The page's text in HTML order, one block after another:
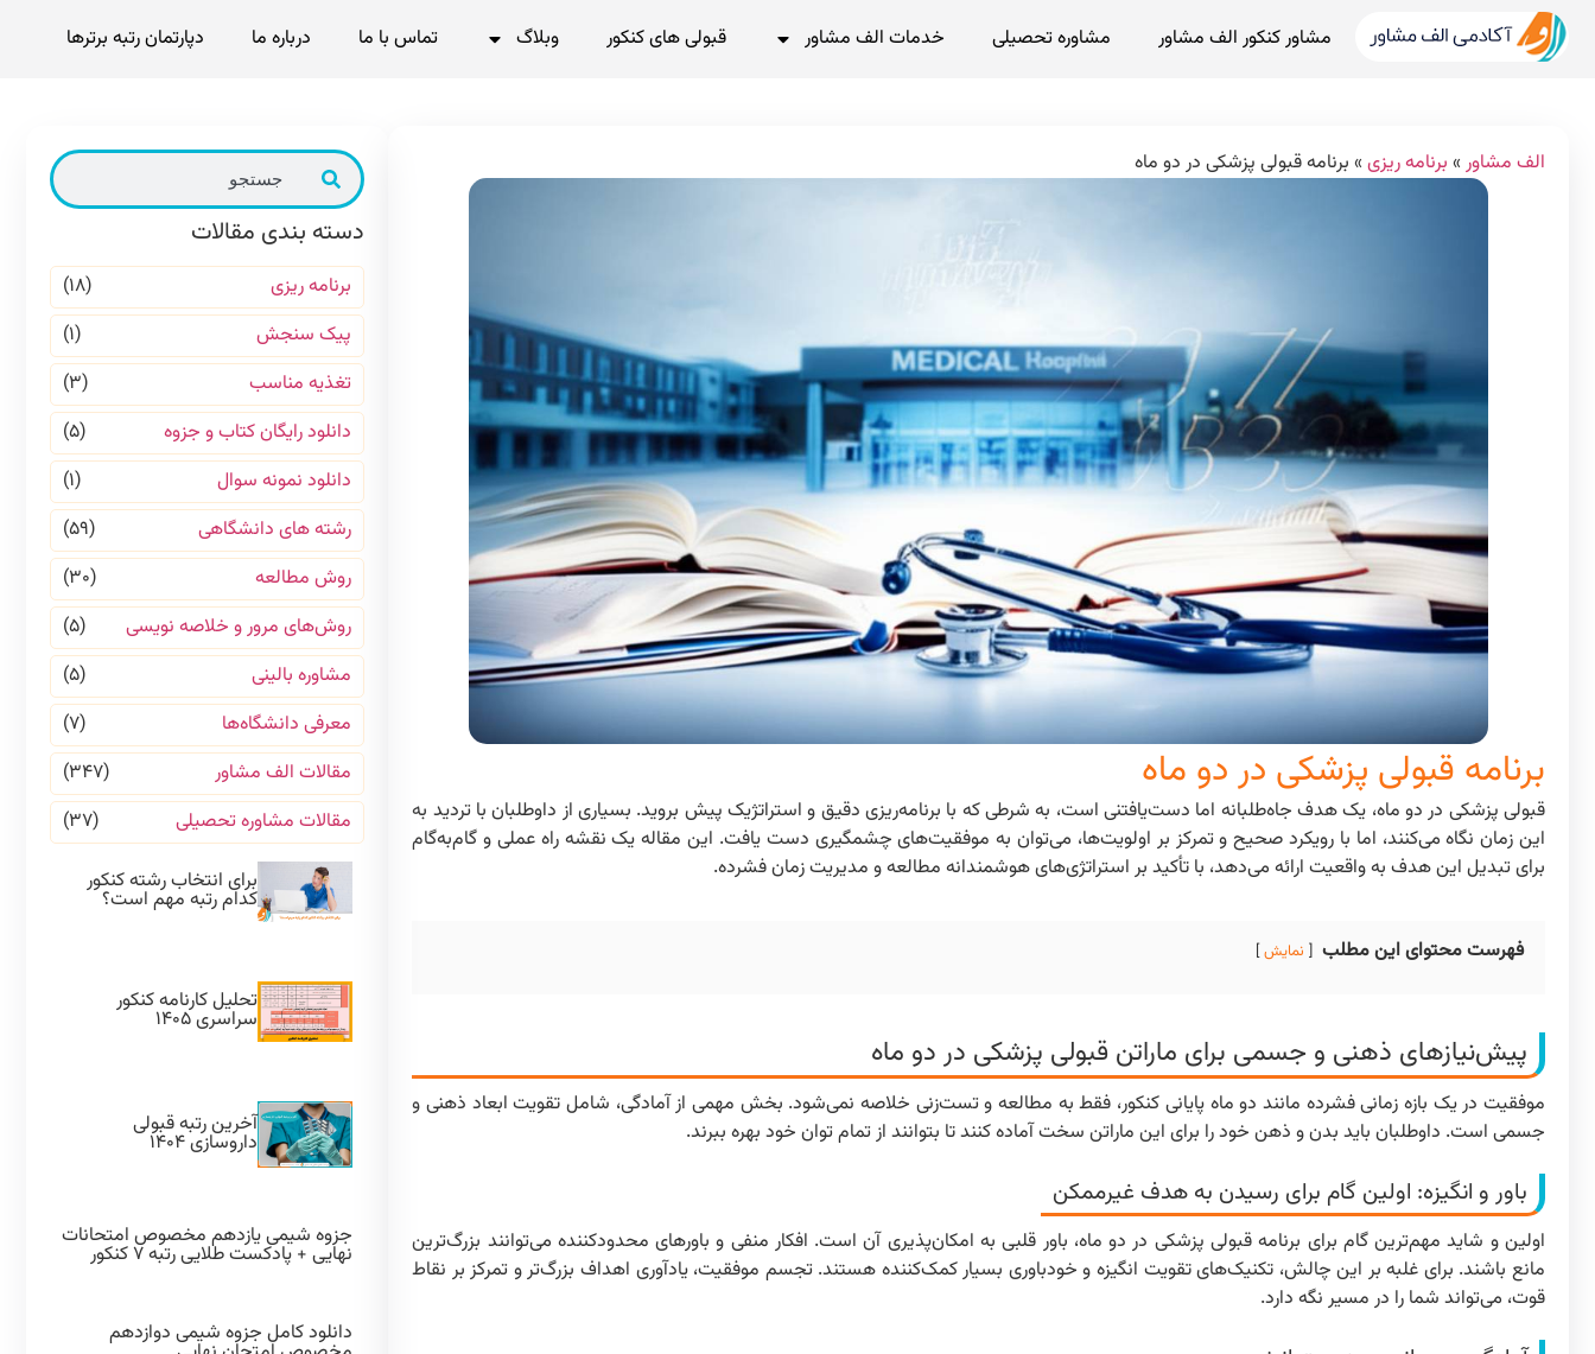
مشاور کنکور الف مشاور مشاوره تحصیلی خدمات الف مشاور قبولی های کنکور وبلاگ تماس با ما درباره ما دپارتمان رتبه برترها
الف مشاور » برنامه ریزی » برنامه قبولی پزشکی در دو ماه
برنامه قبولی پزشکی در دو ماه
قبولی پزشکی در دو ماه، یک هدف جاه‌طلبانه اما دست‌یافتنی است، به شرطی که با برنامه‌ریزی دقیق و استراتژیک پیش بروید. بسیاری از داوطلبان با تردید به
این زمان نگاه می‌کنند، اما با رویکرد صحیح و تمرکز بر اولویت‌ها، می‌توان به موفقیت‌های چشمگیری دست یافت. این مقاله یک نقشه راه عملی و گام‌به‌گام
برای تبدیل این هدف به واقعیت ارائه می‌دهد، با تأکید بر استراتژی‌های هوشمندانه مطالعه و مدیریت زمان فشرده.
فهرست محتوای این مطلب نمایش
پیش‌نیازهای ذهنی و جسمی برای ماراتن قبولی پزشکی در دو ماه
موفقیت در یک بازه زمانی فشرده مانند دو ماه پایانی کنکور، فقط به مطالعه و تست‌زنی خلاصه نمی‌شود. بخش مهمی از آمادگی، شامل تقویت ابعاد ذهنی و
جسمی است. داوطلبان باید بدن و ذهن خود را برای این ماراتن سخت آماده کنند تا بتوانند از تمام توان خود بهره ببرند.
باور و انگیزه: اولین گام برای رسیدن به هدف غیرممکن
اولین و شاید مهم‌ترین گام برای برنامه قبولی پزشکی در دو ماه، باور قلبی به امکان‌پذیری آن است. افکار منفی و باورهای محدودکننده می‌توانند بزرگ‌ترین
مانع باشند. برای غلبه بر این چالش، تکنیک‌های تقویت انگیزه و خودباوری بسیار کمک‌کننده هستند. تجسم موفقیت، یادآوری اهداف بزرگ‌تر و تمرکز بر نقاط
قوت، می‌تواند شما را در مسیر نگه دارد.
دسته بندی مقالات
برنامه ریزی
(۱۸)
پیک سنجش
(۱)
تغذیه مناسب
(۳)
دانلود رایگان کتاب و جزوه
(۵)
دانلود نمونه سوال
(۱)
رشته های دانشگاهی
(۵۹)
روش مطالعه
(۳۰)
روش‌های مرور و خلاصه نویسی
(۵)
مشاوره بالینی
(۵)
معرفی دانشگاه‌ها
(۷)
مقالات الف مشاور
(۳۴۷)
مقالات مشاوره تحصیلی
(۳۷)
برای انتخاب رشته کنکور
کدام رتبه مهم است؟
تحلیل کارنامه کنکور
سراسری ۱۴۰۵
آخرین رتبه قبولی
داروسازی ۱۴۰۴
جزوه شیمی یازدهم مخصوص امتحانات
نهایی + پادکست طلایی رتبه ۷ کنکور
دانلود کامل جزوه شیمی دوازدهم